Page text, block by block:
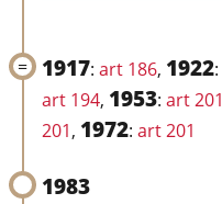
1917: art 186, 1922:
art 194, 1953: art 201
201, 1972: art 201
1983